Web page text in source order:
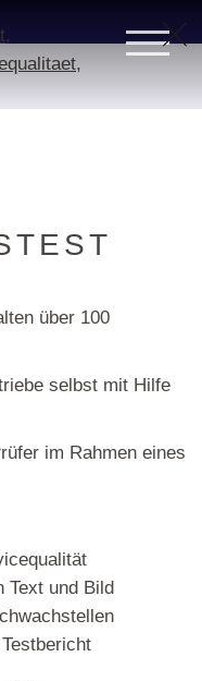
über 100
selbst mit Hilfe
im Rahmen eines
Text und Bild